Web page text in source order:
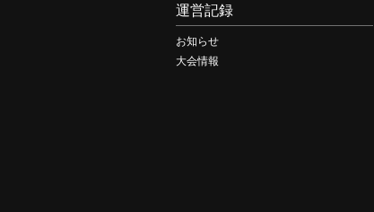
運営記録
お知らせ
大会情報